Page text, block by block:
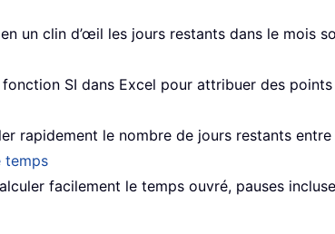
un clin d’œil les jours restants dans le mois
SI dans Excel pour attribuer des
rapidement le nombre de jours restants
temps
facilement le temps ouvré, pauses